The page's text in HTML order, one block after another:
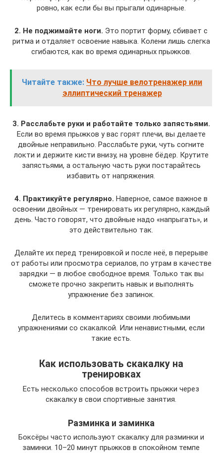
ровно, как если бы вы прыгали одинарные.
2. Не поджимайте ноги. Это портит форму, сбивает с
ритма и отдаляет освоение навыка. Колени лишь слегка
сгибаются, как во время одинарных прыжков.
Читайте также: Что лучше велотренажер или
эллиптический тренажер
3. Расслабьте руки и работайте только запястьями.
Если во время прыжков у вас горят плечи, вы делаете
двойные неправильно. Расслабьте руки, чуть согните
локти и держите кисти внизу, на уровне бёдер. Крутите
запястьями, а остальную часть руки постарайтесь
избавить от напряжения.
4. Практикуйте регулярно. Наверное, самое важное в
освоении двойных — тренировать их регулярно, каждый
день. Часто говорят, что двойные надо «напрыгать», и
это действительно так.
Делайте их перед тренировкой и после неё, в перерыве
от работы или просмотра сериалов, по утрам в качестве
зарядки — в любое свободное время. Только так вы
сможете прочно закрепить навык и выполнять
упражнение без запинок.
Делитесь в комментариях своими любимыми
упражнениями со скакалкой. Или ненавистными, если
такие есть.
Как использовать скакалку на
тренировках
Есть несколько способов встроить прыжки через
скакалку в свои спортивные занятия.
Разминка и заминка
Боксёры часто используют скакалку для разминки и
заминки. 10–20 минут прыжков в спокойном темпе